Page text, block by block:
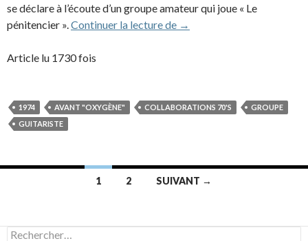
se déclare à l’écoute d’un groupe amateur qui joue « Le
pénitencier ». Continuer la lecture de Bernard Madelin et Blue
→
Article lu 1730 fois
1974 AVANT "OXYGÈNE" COLLABORATIONS 70'S
GROUPE
GUITARISTE
articles
1 2 SUIVANT →
Rechercher :